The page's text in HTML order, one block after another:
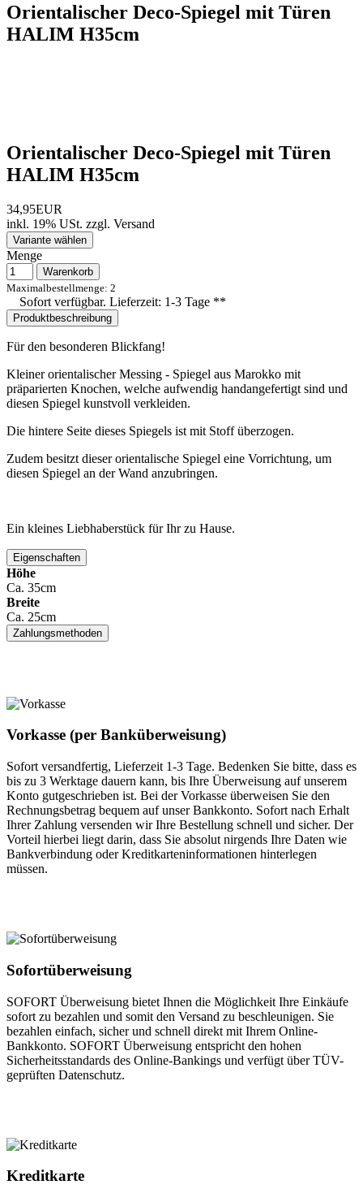
Orientalischer Deco-Spiegel mit Türen
HALIM H35cm
Orientalischer Deco-Spiegel mit Türen
HALIM H35cm
34,95EUR
inkl. 19% USt. zzgl. Versand
Variante wählen
Menge
Warenkorb
Maximalbestellmenge: 2
Sofort verfügbar. Lieferzeit: 1-3 Tage **
Produktbeschreibung
Für den besonderen Blickfang!
Kleiner orientalischer Messing - Spiegel aus Marokko mit
präparierten Knochen, welche aufwendig handangefertigt sind und
diesen Spiegel kunstvoll verkleiden.
Die hintere Seite dieses Spiegels ist mit Stoff überzogen.
Zudem besitzt dieser orientalische Spiegel eine Vorrichtung, um
diesen Spiegel an der Wand anzubringen.
Ein kleines Liebhaberstück für Ihr zu Hause.
Eigenschaften
Höhe
Ca. 35cm
Breite
Ca. 25cm
Zahlungsmethoden
Vorkasse (per Banküberweisung)
Sofort versandfertig, Lieferzeit 1-3 Tage. Bedenken Sie bitte, dass es
bis zu 3 Werktage dauern kann, bis Ihre Überweisung auf unserem
Konto gutgeschrieben ist. Bei der Vorkasse überweisen Sie den
Rechnungsbetrag bequem auf unser Bankkonto. Sofort nach Erhalt
Ihrer Zahlung versenden wir Ihre Bestellung schnell und sicher. Der
Vorteil hierbei liegt darin, dass Sie absolut nirgends Ihre Daten wie
Bankverbindung oder Kreditkarteninformationen hinterlegen
müssen.
Sofortüberweisung
SOFORT Überweisung bietet Ihnen die Möglichkeit Ihre Einkäufe
sofort zu bezahlen und somit den Versand zu beschleunigen. Sie
bezahlen einfach, sicher und schnell direkt mit Ihrem Online-
Bankkonto. SOFORT Überweisung entspricht den hohen
Sicherheitsstandards des Online-Bankings und verfügt über TÜV-
geprüften Datenschutz.
Kreditkarte